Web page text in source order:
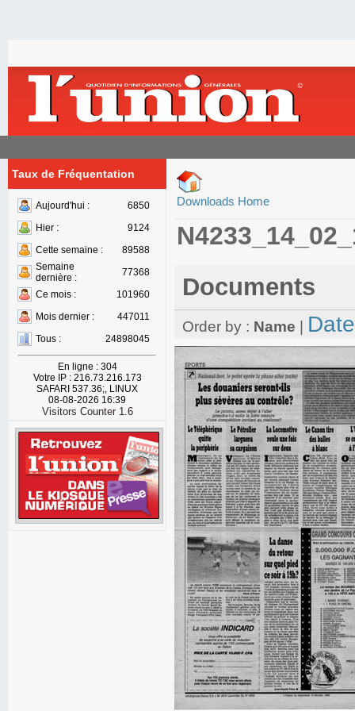
Taux de Fréquentation
Aujourd'hui :
6850
Hier :
9124
Cette semaine :
89588
Semaine
dernière :
77368
Ce mois :
101960
Mois dernier :
447011
Tous :
24898045
En ligne : 304
Votre IP : 216.73.216.173
SAFARI 537.36;, LINUX
08-08-2026 16:39
Visitors Counter 1.6
Downloads Home
Documents
Order by : Name Date